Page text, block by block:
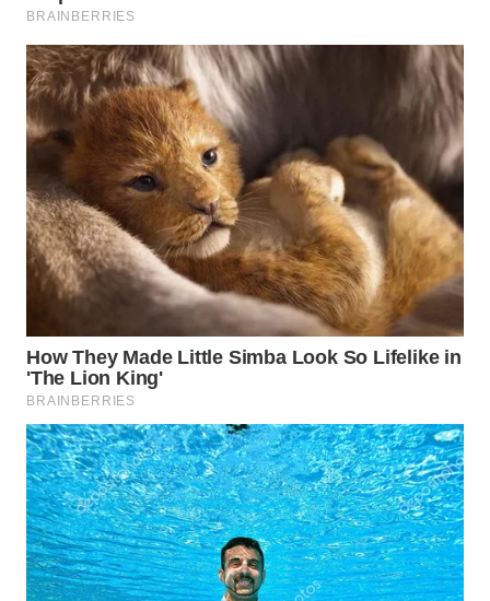
SERIBU
WN
TANGERANG
WN
WN
CIREBON
INDRAMAYU
WN
WN
MAJALENGKA
WN
SUBANG